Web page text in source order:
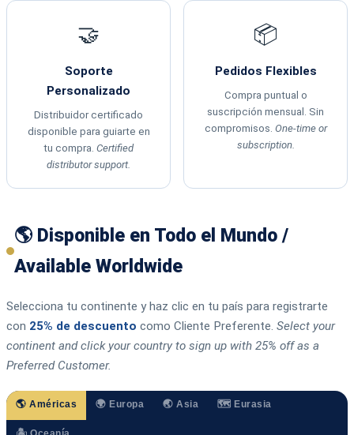
🤝
Soporte
Personalizado
Distribuidor certificado
disponible para guiarte en
tu compra. Certified
distributor support.
📦
Pedidos Flexibles
Compra puntual o
suscripción mensual. Sin
compromisos. One-time or
subscription.
🌎 Disponible en Todo el Mundo /
Available Worldwide
Selecciona tu continente y haz clic en tu país para registrarte
con 25% de descuento como Cliente Preferente. Select your
continent and click your country to sign up with 25% off as a
Preferred Customer.
🌎 Américas 🌍 Europa 🌏 Asia 🗺️ Eurasia